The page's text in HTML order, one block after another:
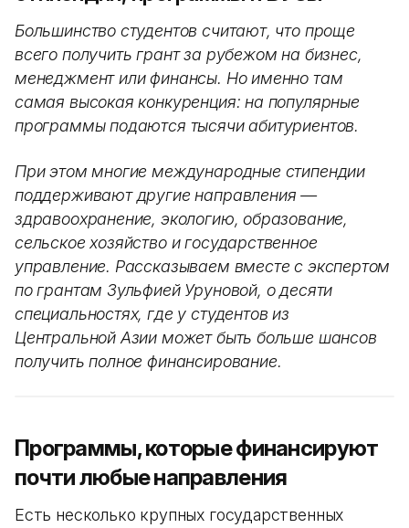
Большинство студентов считают, что проще
всего получить грант за рубежом на бизнес,
менеджмент или финансы. Но именно там
самая высокая конкуренция: на популярные
программы подаются тысячи абитуриентов.
При этом многие международные стипендии
поддерживают другие направления —
здравоохранение, экологию, образование,
сельское хозяйство и государственное
управление. Рассказываем вместе с экспертом
по грантам Зульфией Уруновой, о десяти
специальностях, где у студентов из
Центральной Азии может быть больше шансов
получить полное финансирование.
Программы, которые финансируют
почти любые направления
Есть несколько крупных государственных